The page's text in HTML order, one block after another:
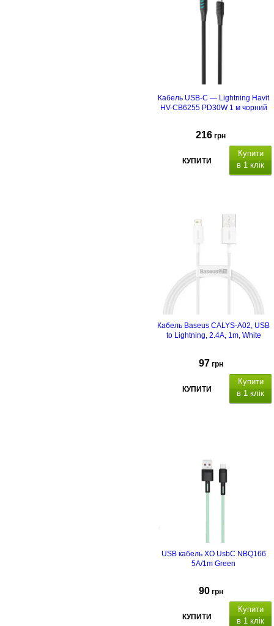
Кабель USB-C — Lightning Havit
HV-CB6255 PD30W 1 м чорний
216 грн
КУПИТИ
Купити
в 1 клік
Кабель Baseus CALYS-A02, USB
to Lightning, 2.4A, 1m, White
97 грн
КУПИТИ
Купити
в 1 клік
USB кабель XO UsbC NBQ166
5A/1m Green
90 грн
КУПИТИ
Купити
в 1 клік